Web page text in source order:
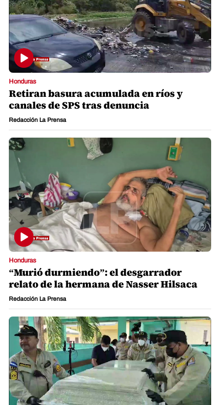
Honduras
Retiran basura acumulada en ríos y
canales de SPS tras denuncia
Redacción La Prensa
Honduras
“Murió durmiendo”: el desgarrador
relato de la hermana de Nasser Hilsaca
Redacción La Prensa